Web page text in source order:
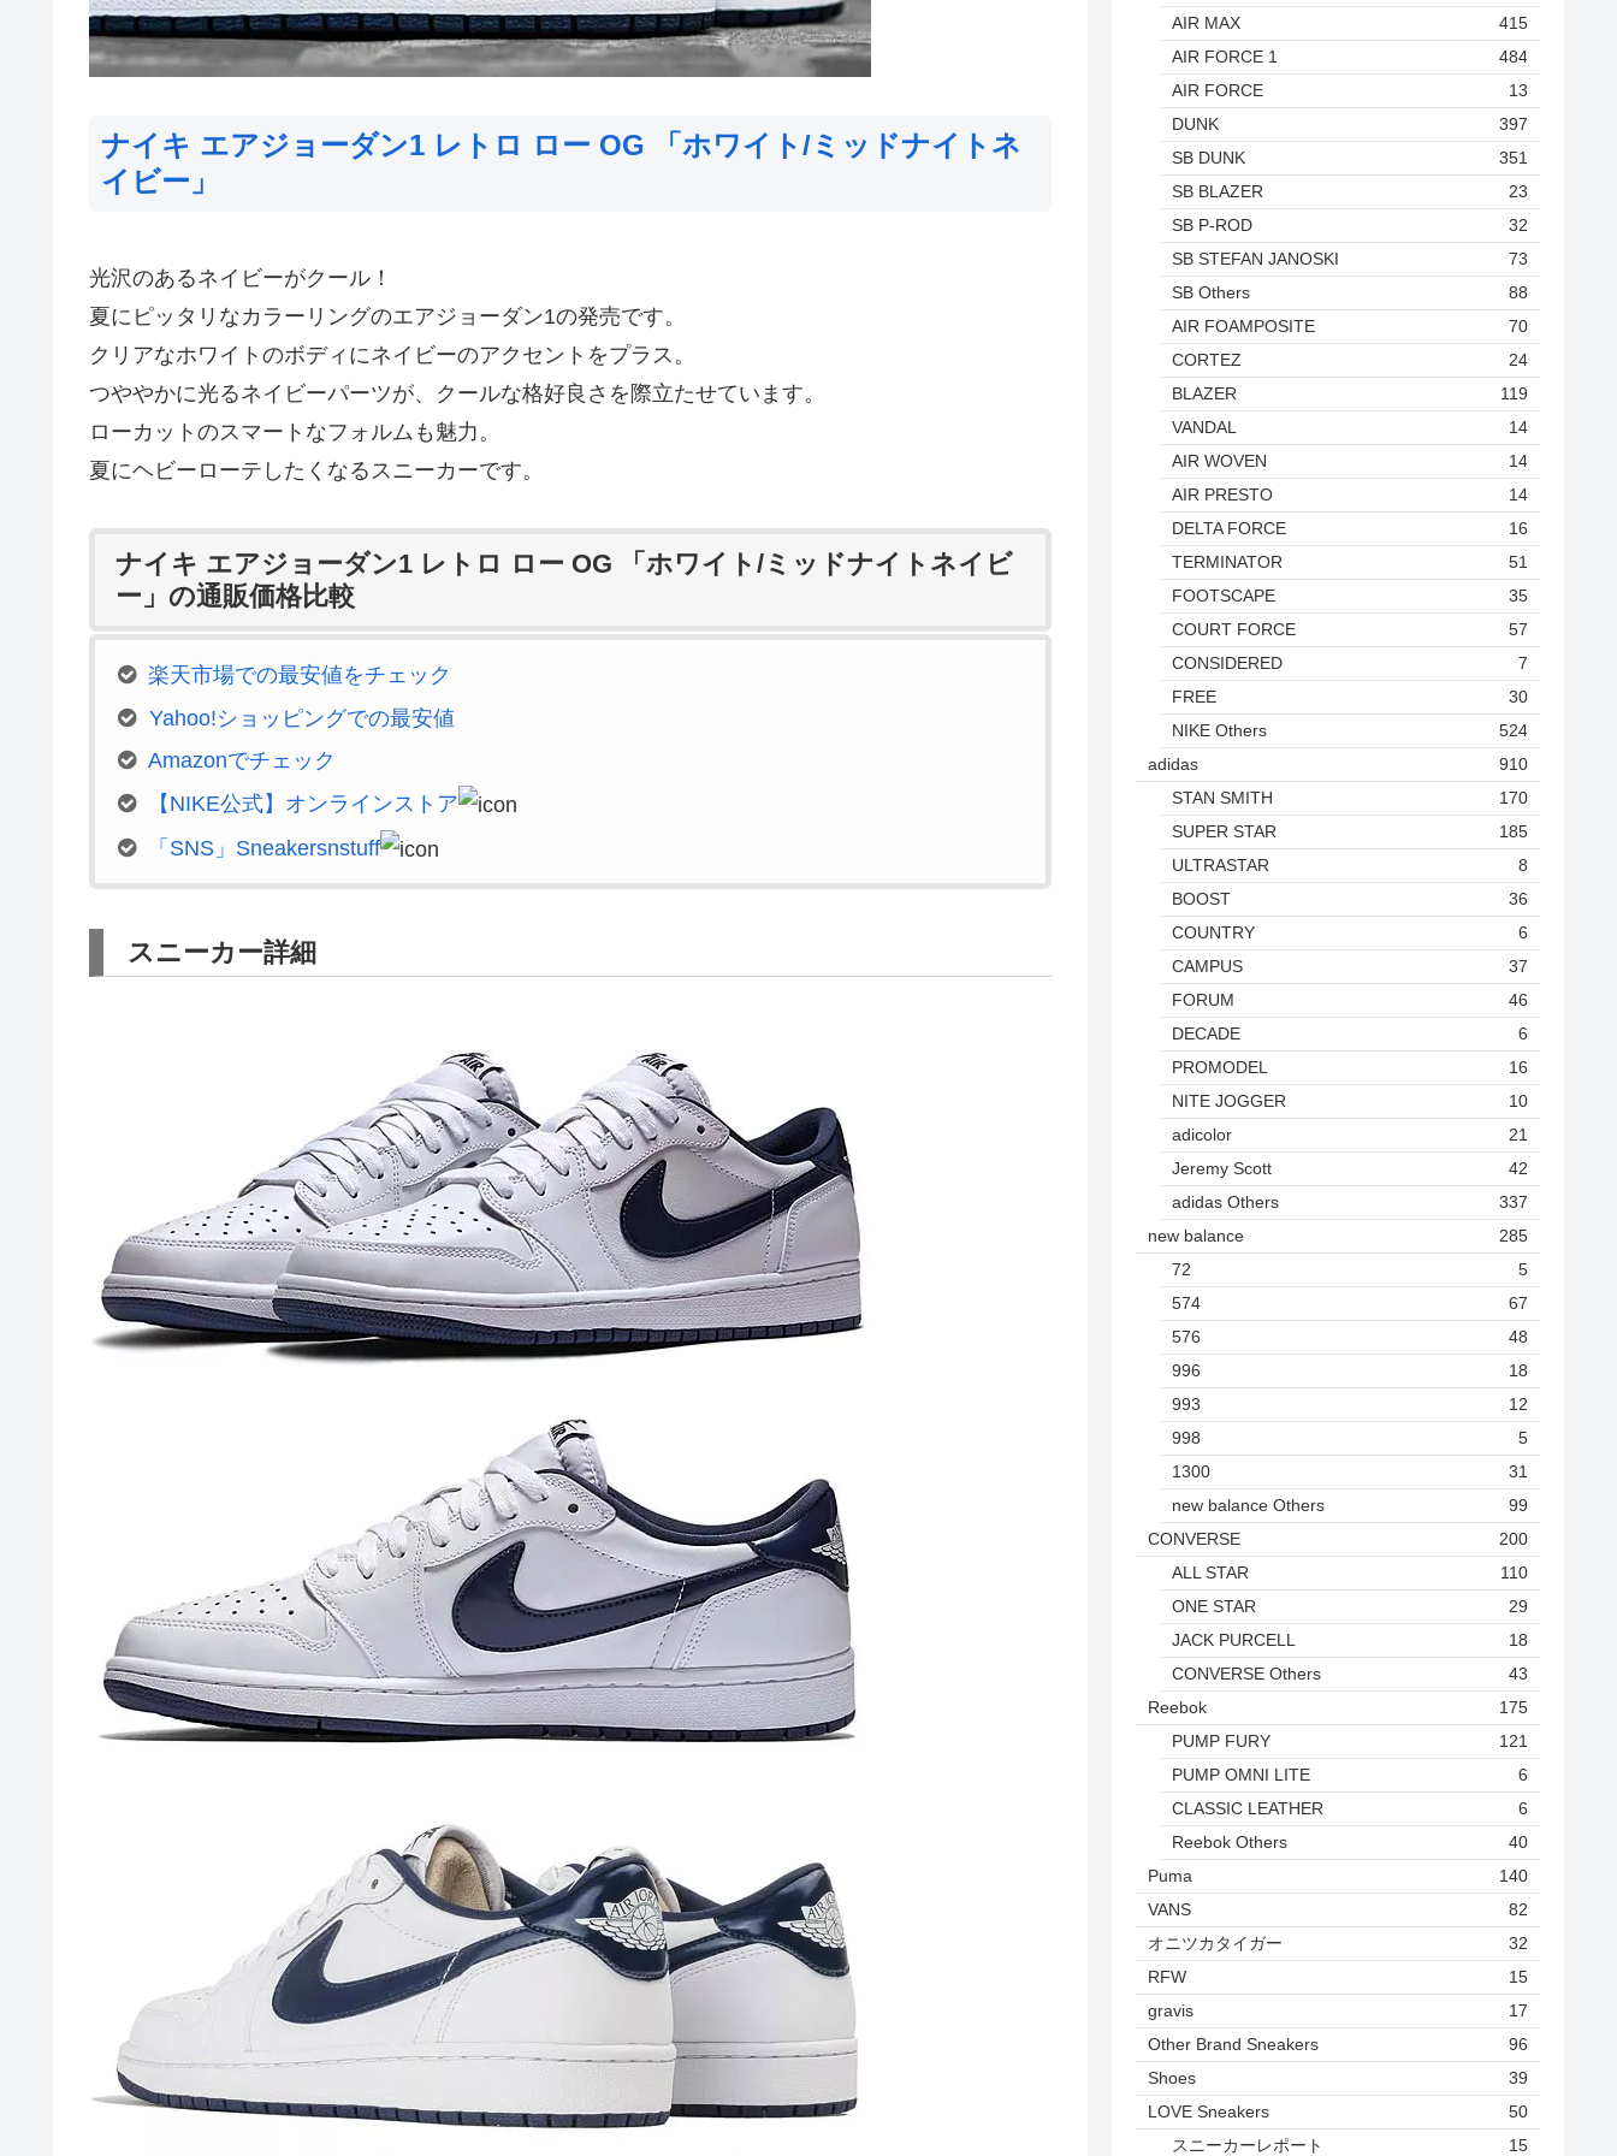
ナイキ エアジョーダン1 レトロ ロー OG 「ホワイト/ミッドナイトネ
イビー」
光沢のあるネイビーがクール！
夏にピッタリなカラーリングのエアジョーダン1の発売です。
クリアなホワイトのボディにネイビーのアクセントをプラス。
つややかに光るネイビーパーツが、クールな格好良さを際立たせています。
ローカットのスマートなフォルムも魅力。
夏にヘビーローテしたくなるスニーカーです。
ナイキ エアジョーダン1 レトロ ロー OG 「ホワイト/ミッドナイトネイビ
ー」の通販価格比較
楽天市場での最安値をチェック
Yahoo!ショッピングでの最安値
Amazonでチェック
【NIKE公式】オンラインストア
「SNS」Sneakersnstuff
スニーカー詳細
AIR MAX
415
AIR FORCE 1
484
AIR FORCE
13
DUNK
397
SB DUNK
351
SB BLAZER
23
SB P-ROD
32
SB STEFAN JANOSKI
73
SB Others
88
AIR FOAMPOSITE
70
CORTEZ
24
BLAZER
119
VANDAL
14
AIR WOVEN
14
AIR PRESTO
14
DELTA FORCE
16
TERMINATOR
51
FOOTSCAPE
35
COURT FORCE
57
CONSIDERED
7
FREE
30
NIKE Others
524
adidas
910
STAN SMITH
170
SUPER STAR
185
ULTRASTAR
8
BOOST
36
COUNTRY
6
CAMPUS
37
FORUM
46
DECADE
6
PROMODEL
16
NITE JOGGER
10
adicolor
21
Jeremy Scott
42
adidas Others
337
new balance
285
72
5
574
67
576
48
996
18
993
12
998
5
1300
31
new balance Others
99
CONVERSE
200
ALL STAR
110
ONE STAR
29
JACK PURCELL
18
CONVERSE Others
43
Reebok
175
PUMP FURY
121
PUMP OMNI LITE
6
CLASSIC LEATHER
6
Reebok Others
40
Puma
140
VANS
82
オニツカタイガー
32
RFW
15
gravis
17
Other Brand Sneakers
96
Shoes
39
LOVE Sneakers
50
スニーカーレポート
15